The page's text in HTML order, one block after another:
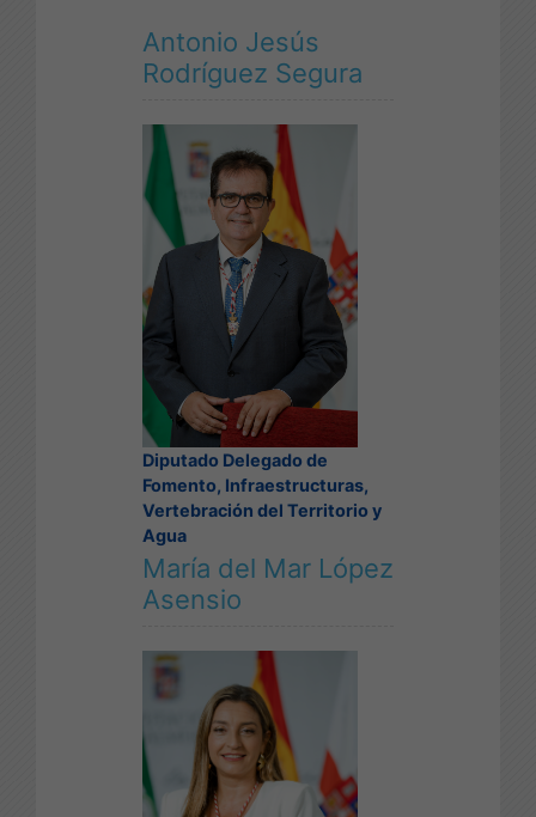
Antonio Jesús
Rodríguez Segura
Diputado Delegado de
Fomento, Infraestructuras,
Vertebración del Territorio y
Agua
María del Mar López
Asensio